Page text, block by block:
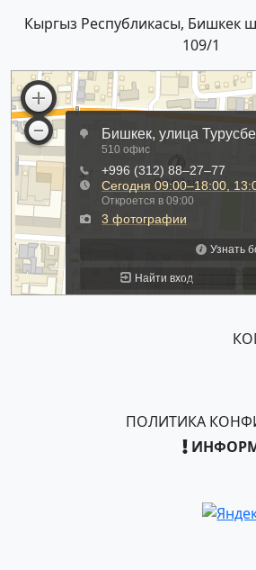
Кыргыз Республикасы, Бишкек
109/1
ПОЛИТИКА